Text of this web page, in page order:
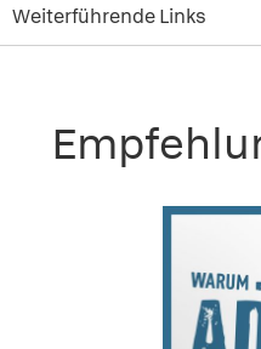
Weiterführende Links